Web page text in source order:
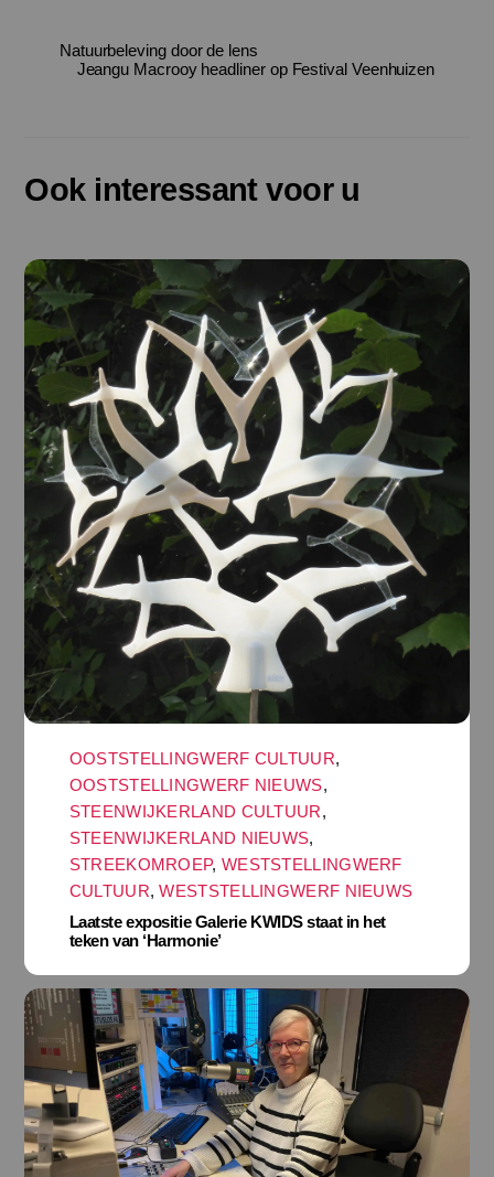
Natuurbeleving door de lens
Jeangu Macrooy headliner op Festival Veenhuizen
Ook interessant voor u
OOSTSTELLINGWERF CULTUUR,
OOSTSTELLINGWERF NIEUWS,
STEENWIJKERLAND CULTUUR,
STEENWIJKERLAND NIEUWS,
STREEKOMROEP, WESTSTELLINGWERF
CULTUUR,WESTSTELLINGWERF NIEUWS
Laatste expositie Galerie KWIDS staat in het
teken van ‘Harmonie’